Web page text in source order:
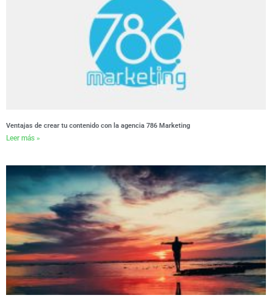
Ventajas de crear tu contenido con la agencia 786 Marketing
Leer más »